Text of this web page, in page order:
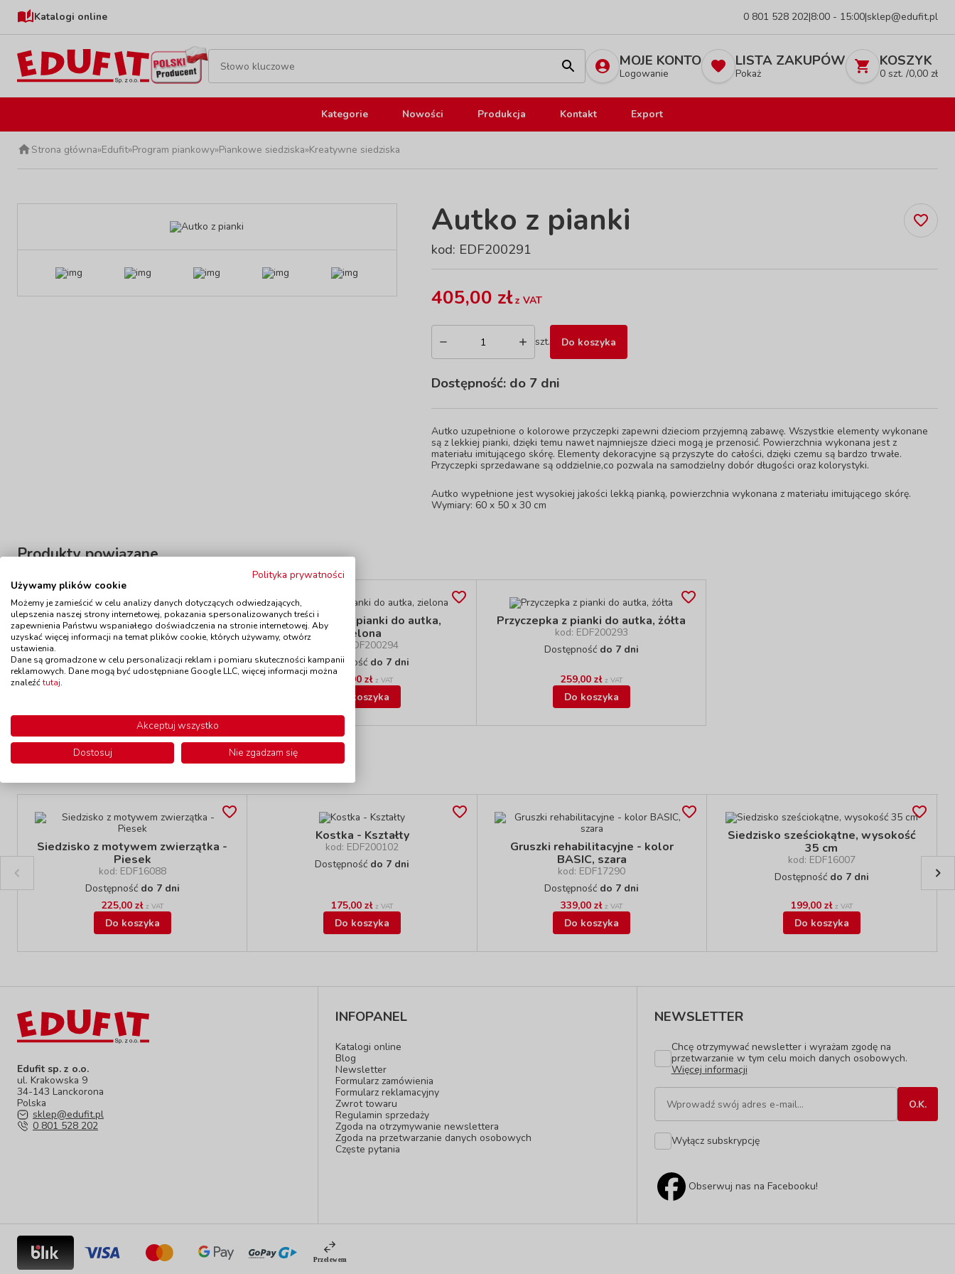
Katalogi online 0 801 528 202|8:00 - 15:00|sklep@edufit.pl
MOJE KONTO
Logowanie
LISTA ZAKUPÓW
Pokaż
KOSZYK
0 szt. /0,00 zł
Kategorie Nowości Produkcja Kontakt Export
Strona główna»Edufit»Program piankowy»Piankowe siedziska»Kreatywne siedziska
Autko z pianki
kod: EDF200291
405,00 złz VAT
szt. Do koszyka
Dostępność: do 7 dni
Autko uzupełnione o kolorowe przyczepki zapewni dzieciom przyjemną zabawę. Wszystkie elementy wykonane
są z lekkiej pianki, dzięki temu nawet najmniejsze dzieci mogą je przenosić. Powierzchnia wykonana jest z
materiału imitującego skórę. Elementy dekoracyjne są przyszyte do całości, dzięki czemu są bardzo trwałe.
Przyczepki sprzedawane są oddzielnie,co pozwala na samodzielny dobór długości oraz kolorystyki.
Autko wypełnione jest wysokiej jakości lekką pianką, powierzchnia wykonana z materiału imitującego skórę.
Wymiary: 60 x 50 x 30 cm
Produkty powiązane
Przyczepka z pianki do autka,
czerwona
kod: EDF200292
Dostępnośćdo 7 dni
259,00 zł
Przyczepka z pianki do autka,
zielona
kod: EDF200294
Dostępność do 7 dni
259,00 zł z VAT
Do koszyka
Przyczepka z pianki do autka, żółta
kod: EDF200293
Dostępność do 7 dni
259,00 zł z VAT
Do koszyka
Polecamy
Siedzisko z motywem zwierzątka -
Piesek
kod: EDF16088
Dostępność do 7 dni
225,00 zł z VAT
Do koszyka
Kostka - Kształty
kod: EDF200102
Dostępność do 7 dni
175,00 zł z VAT
Do koszyka
Gruszki rehabilitacyjne - kolor
BASIC, szara
kod: EDF17290
Dostępność do 7 dni
339,00 zł z VAT
Do koszyka
Siedzisko sześciokątne, wysokość
35 cm
kod: EDF16007
Dostępność do 7 dni
199,00 zł z VAT
Do koszyka
Edufit sp. z o.o.
ul. Krakowska 9
34-143 Lanckorona
Polska
sklep@edufit.pl
0 801 528 202
INFOPANEL
Katalogi online
Blog
Newsletter
Formularz zamówienia
Formularz reklamacyjny
Zwrot towaru
Regulamin sprzedaży
Zgoda na otrzymywanie newslettera
Zgoda na przetwarzanie danych osobowych
Częste pytania
NEWSLETTER
Chcę otrzymywać newsletter i wyrażam zgodę na
przetwarzanie w tym celu moich danych osobowych.
Więcej informacji
Wyłącz subskrypcję
Obserwuj nas na Facebooku!
Polityka prywatności
Używamy plików cookie
Możemy je zamieścić w celu analizy danych dotyczących odwiedzających,
ulepszenia naszej strony internetowej, pokazania spersonalizowanych treści i
zapewnienia Państwu wspaniałego doświadczenia na stronie internetowej. Aby
uzyskać więcej informacji na temat plików cookie, których używamy, otwórz
ustawienia.
Dane są gromadzone w celu personalizacji reklam i pomiaru skuteczności kampanii
reklamowych. Dane mogą być udostępniane Google LLC, więcej informacji można
znaleźćtutaj.
Akceptuj wszystko
Dostosuj
Nie zgadzam się